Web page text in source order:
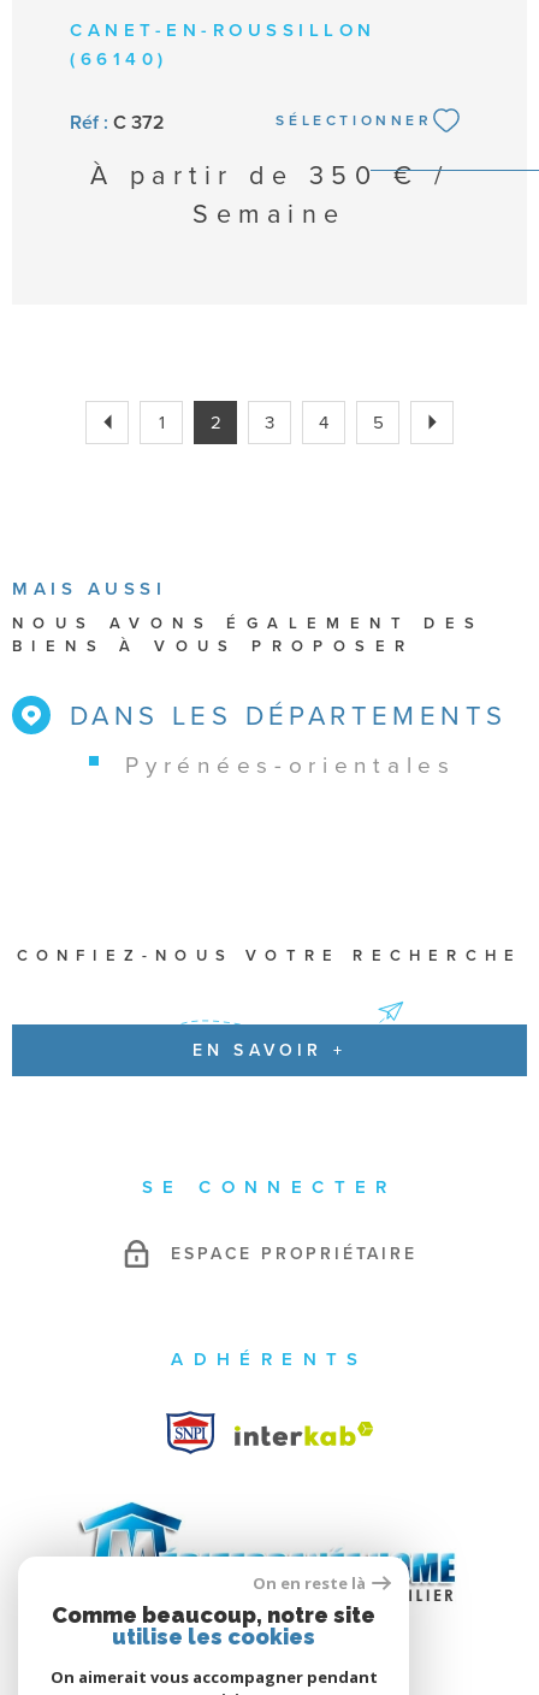
CANET-EN-ROUSSILLON
(66140)
Réf : C 372 SÉLECTIONNER
À partir de
350 € /
Semaine
1 2 3 4 5
MAIS AUSSI
NOUS AVONS ÉGALEMENT DES
BIENS À VOUS PROPOSER
DANS LES DÉPARTEMENTS
pyrénées-orientales
CONFIEZ-NOUS VOTRE RECHERCHE
EN SAVOIR +
SE CONNECTER
ESPACE PROPRIÉTAIRE
ADHÉRENTS
On en reste là
Comme beaucoup, notre site
utilise les cookies
On aimerait vous accompagner pendant